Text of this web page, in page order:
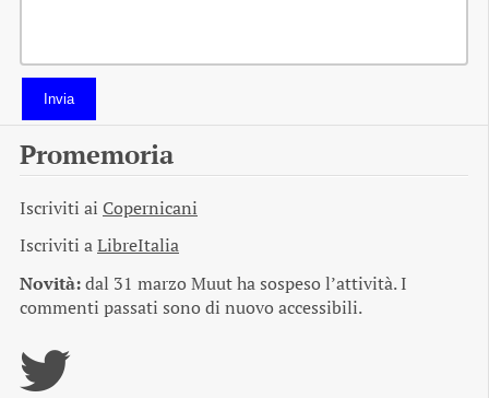
Invia
Promemoria
Iscriviti ai Copernicani
Iscriviti aLibreItalia
Novità:dal 31 marzo Muut ha sospeso l’attività. I
commenti passati sono di nuovo accessibili.